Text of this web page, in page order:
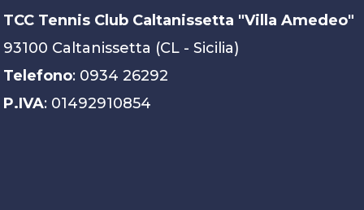
TCC Tennis Club Caltanissetta "Villa Amedeo"
93100 Caltanissetta (CL - Sicilia)
Telefono: 0934 26292
P.IVA: 01492910854